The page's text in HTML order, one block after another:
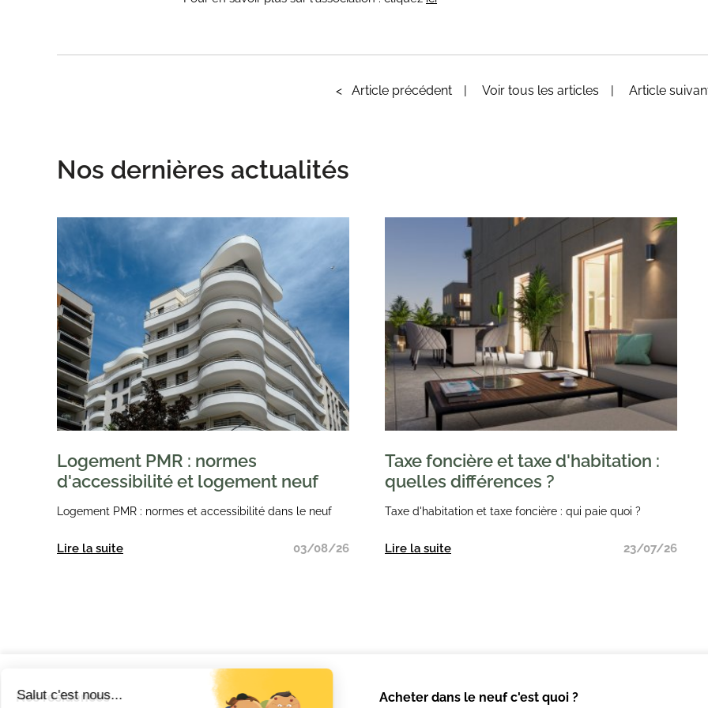
< Article précédent Voir tous les articles Article
Nos dernières actualités
Logement PMR : normes
d'accessibilité et logement neuf
Logement PMR : normes et accessibilité dans le neuf
Lire la suite 03/08/26
Taxe foncière et taxe d'habitation :
quelles différences ?
Taxe d'habitation et taxe foncière : qui paie quoi ?
Lire la suite 23/07/26
Nos résidences Acheter dans le neuf c'est quoi ?